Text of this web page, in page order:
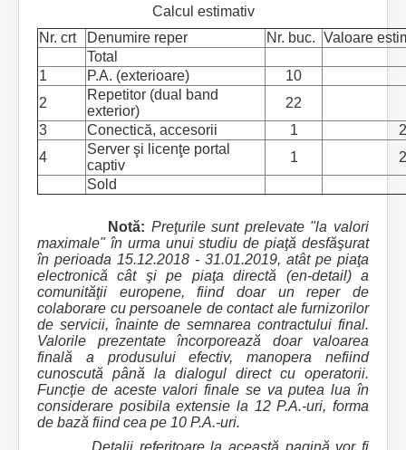
Calcul estimativ
Nr. crt
Denumire reper Nr. buc. Valoare
Total
1
P.A. (exterioare)
10
2
Repetitor (dual band
exterior)
22
3
Conectică, accesorii 1
4
Server şi licenţe portal
captiv
1
Sold
Notă: Preţurile sunt prelevate "la valori
maximale" în urma unui studiu de piaţă desfăşurat
în perioada 15.12.2018 - 31.01.2019, atât pe piaţa
electronică cât şi pe piaţa directă (en-detail) a
comunităţii europene, fiind doar un reper de
colaborare cu persoanele de contact ale furnizorilor
de servicii, înainte de semnarea contractului final.
Valorile prezentate încorporează doar valoarea
finală a produsului efectiv, manopera nefiind
cunoscută până la dialogul direct cu operatorii.
Funcţie de aceste valori finale se va putea lua în
considerare posibila extensie la 12 P.A.-uri, forma
de bază fiind cea pe 10 P.A.-uri.